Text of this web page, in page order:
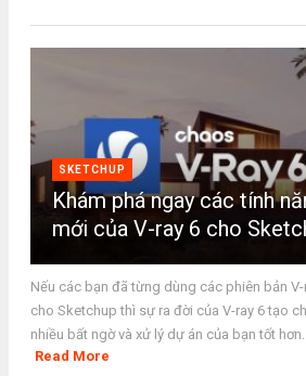
SKETCHUP
Khám phá ngay các tính
mới của V-ray 6 cho
Nếu các bạn đã từng dùng các phiên bản V-
cho Sketchup thì sự ra đời của V-ray 6 tạo
nhiều bất ngờ và xử lý dự án của bạn tốt hơn.
Read More